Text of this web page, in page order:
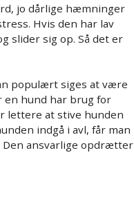
jo dårlige hæmninger
Hvis den har lav
slider sig op. Så det er
populært siges at være
en hund har brug for
lettere at stive hunden
indgå i avl, får man
ansvarlige opdrætter